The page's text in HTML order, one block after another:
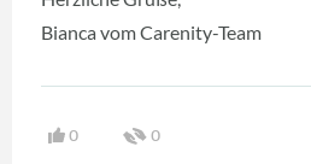
Bianca vom Carenity-Team
0 0